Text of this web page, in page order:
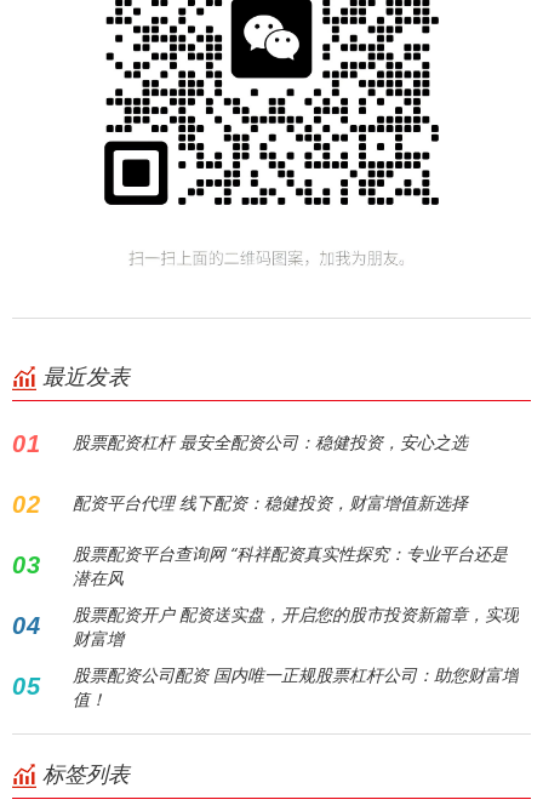
最近发表
01 股票配资杠杆 最安全配资公司：稳健投资，安心之选
02 配资平台代理 线下配资：稳健投资，财富增值新选择
03
股票配资平台查询网 “科祥配资真实性探究：专业平台还是
潜在风
04
股票配资开户 配资送实盘，开启您的股市投资新篇章，实现
财富增
05
股票配资公司配资 国内唯一正规股票杠杆公司：助您财富增
值！
标签列表